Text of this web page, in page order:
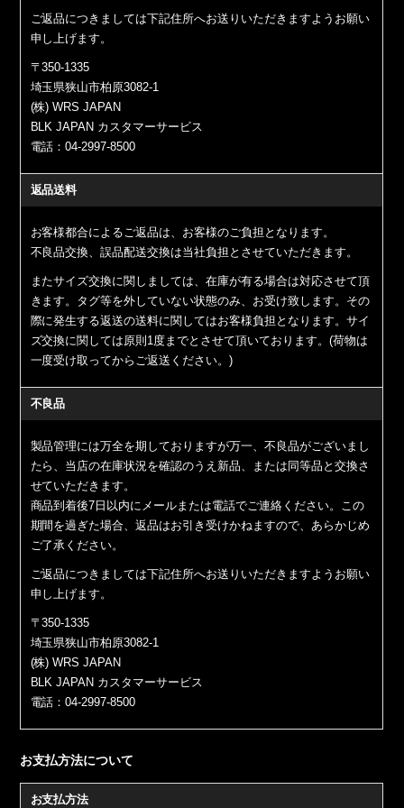
ご返品につきましては下記住所へお送りいただきますようお願い
申し上げます。
〒350-1335
埼玉県狭山市柏原3082-1
(株) WRS JAPAN
BLK JAPAN カスタマーサービス
電話：04-2997-8500
返品送料
お客様都合によるご返品は、お客様のご負担となります。
不良品交換、誤品配送交換は当社負担とさせていただきます。
またサイズ交換に関しましては、在庫が有る場合は対応させて頂
きます。タグ等を外していない状態のみ、お受け致します。その
際に発生する返送の送料に関してはお客様負担となります。サイ
ズ交換に関しては原則1度までとさせて頂いております。(荷物は
一度受け取ってからご返送ください。)
不良品
製品管理には万全を期しておりますが万一、不良品がございまし
たら、当店の在庫状況を確認のうえ新品、または同等品と交換さ
せていただきます。
商品到着後7日以内にメールまたは電話でご連絡ください。この
期間を過ぎた場合、返品はお引き受けかねますので、あらかじめ
ご了承ください。
ご返品につきましては下記住所へお送りいただきますようお願い
申し上げます。
〒350-1335
埼玉県狭山市柏原3082-1
(株) WRS JAPAN
BLK JAPAN カスタマーサービス
電話：04-2997-8500
お支払方法について
お支払方法